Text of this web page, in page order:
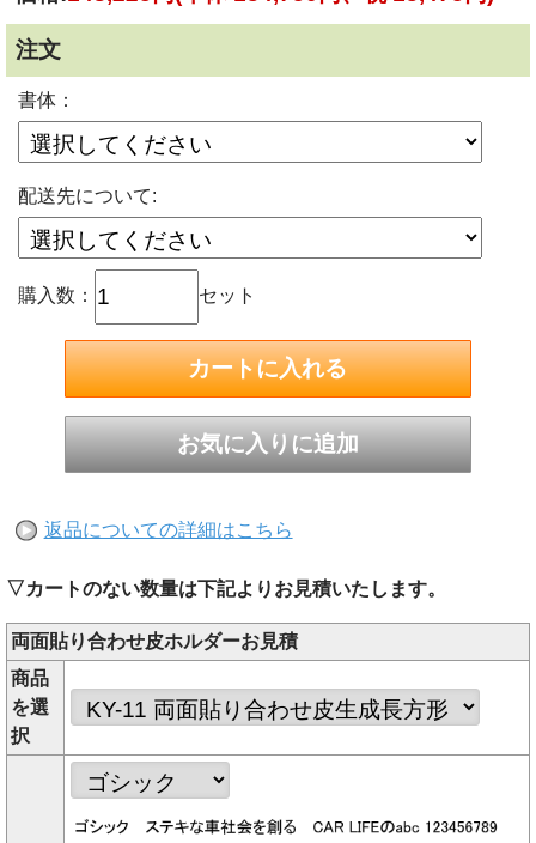
注文
書体：
配送先について:
購入数： セット
返品についての詳細はこちら
▽カートのない数量は下記よりお見積いたします。
両面貼り合わせ皮ホルダーお見積
商品
を選
択